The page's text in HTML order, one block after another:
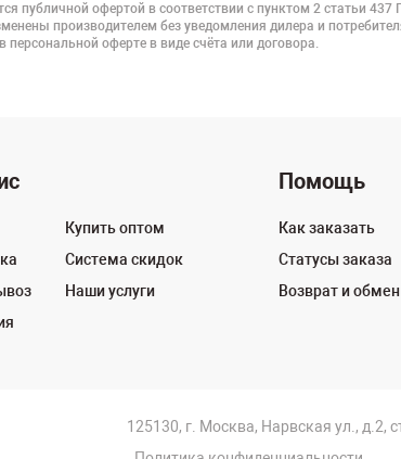
публичной офертой в соответствии с пунктом 2 статьи
производителем без уведомления дилера и
оферте в виде счёта или договора.
Купить оптом
Система скидок
Наши услуги
Помощь
Как заказать
Статусы заказа
Возврат и обмен
125130, г. Москва, Нарвская ул., д.2,